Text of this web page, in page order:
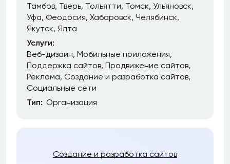
Тамбов Тверь Тольятти Томск Ульяновск
Уфа Феодосия Хабаровск Челябинск
Якутск Ялта
Услуги:
Веб-дизайн Мобильные приложения
Поддержка сайтов Продвижение сайтов
Реклама Создание и разработка сайтов
Социальные сети
Тип: Организация
Создание и разработка сайтов